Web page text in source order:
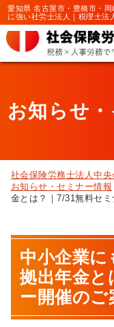
愛知県 名古屋市・豊橋市・
に強い社労士法人｜税理士法
お知らせ
社会保険労務士法人中央
お知らせ・セミナー情報
金とは？｜7/31無料セ
中小企業に
拠出年金と
ー開催のご